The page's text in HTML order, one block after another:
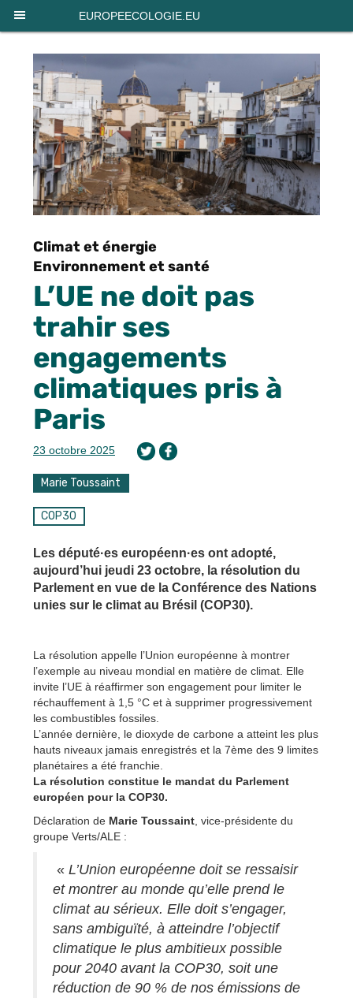
EUROPEECOLOGIE.EU
Climat et énergie
Environnement et santé
L’UE ne doit pas
trahir ses
engagements
climatiques pris à
Paris
23 octobre 2025
Marie Toussaint
COP30
Les député·es européenn·es ont adopté,
aujourd’hui jeudi 23 octobre, la résolution du
Parlement en vue de la Conférence des Nations
unies sur le climat au Brésil (COP30).
La résolution appelle l’Union européenne à montrer
l’exemple au niveau mondial en matière de climat. Elle
invite l’UE à réaffirmer son engagement pour limiter le
réchauffement à 1,5 °C et à supprimer progressivement
les combustibles fossiles.
L’année dernière, le dioxyde de carbone a atteint les plus
hauts niveaux jamais enregistrés et la 7ème des 9 limites
planétaires a été franchie.
La résolution constitue le mandat du Parlement
européen pour la COP30.
Déclaration de Marie Toussaint , vice-présidente du
groupe Verts/ALE :
« L’Union européenne doit se ressaisir
et montrer au monde qu’elle prend le
climat au sérieux. Elle doit s’engager,
sans ambiguïté, à atteindre l’objectif
climatique le plus ambitieux possible
pour 2040 avant la COP30, soit une
réduction de 90 % de nos émissions de